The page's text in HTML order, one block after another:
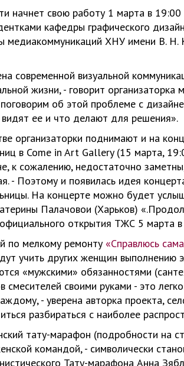
начнет свою работу 1 марта в 19:00
кафедры графического
ХНУ имени В. Н.
современной визуальной
жизни, - говорит организаторка
об этой проблеме с
ее и что делают для решения».
организаторки поднимают и на
в Come in Art Gallery (15 марта,
к сожалению, недостаточно
- Поэтому и появилась идея
На концерте можно будет
Палачовои (Харьков)
открытия ТЖС 5 марта в
по мелкому ремонту «Справлюсь
учить других женщин выполнению
«мужскими» обязанностями
смесителей своими руками - это
- уверена авторка проекта,
разбираться с наиболее
тату-марафон (подробности на
командой, - символически
Тату-марафона Анна